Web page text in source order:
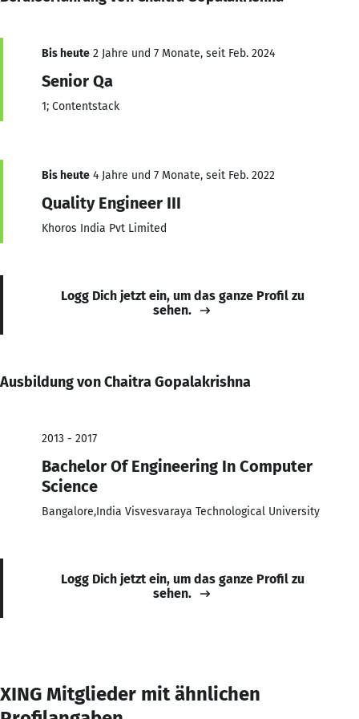
Bis heute 2 Jahre und 7 Monate, seit Feb. 2024
Senior Qa
1; Contentstack
Bis heute 4 Jahre und 7 Monate, seit Feb. 2022
Quality Engineer III
Khoros India Pvt Limited
Logg Dich jetzt ein, um das ganze Profil zu
sehen.
Ausbildung von Chaitra Gopalakrishna
2013 - 2017
Bachelor Of Engineering In Computer
Science
Bangalore,India Visvesvaraya Technological University
Logg Dich jetzt ein, um das ganze Profil zu
sehen.
XING Mitglieder mit ähnlichen